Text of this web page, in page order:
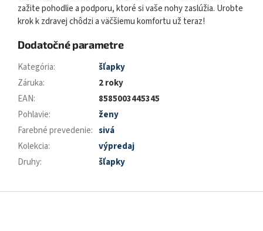
zažite pohodlie a podporu, ktoré si vaše nohy zaslúžia. Urobte
krok k zdravej chôdzi a väčšiemu komfortu už teraz!
Dodatočné parametre
Kategória:
šľapky
Záruka:
2 roky
EAN:
8585003445345
Pohlavie:
ženy
Farebné prevedenie: sivá
Kolekcia:
výpredaj
Druhy: šľapky